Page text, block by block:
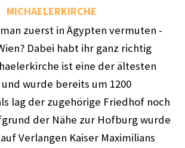
MICHAELERKIRCHE
zuerst in Ägypten vermuten -
Dabei habt ihr ganz richtig
ist eine der ältesten
und wurde bereits um 1200
lag der zugehörige Friedhof noch
der Nähe zur Hofburg wurde
Verlangen Kaiser Maximilians